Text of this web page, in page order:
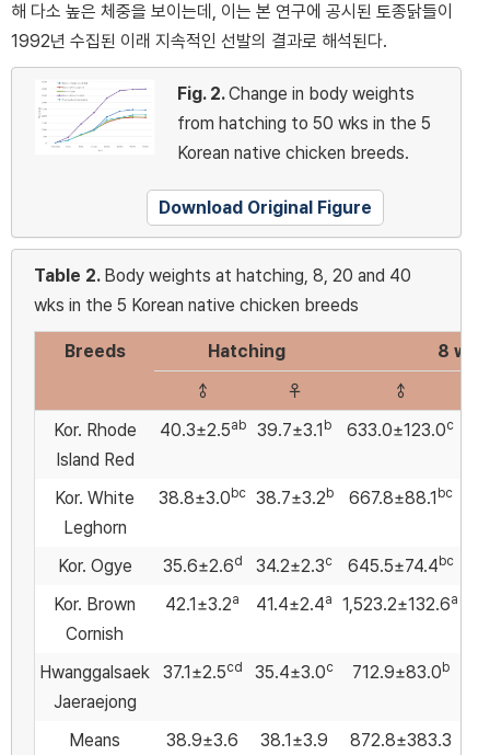
해 다소 높은 체중을 보이는데, 이는 본 연구에 공시된 토종닭들이
1992년 수집된 이래 지속적인 선발의 결과로 해석된다.
Fig. 2.Change in body weights
from hatching to 50 wks in the 5
Korean native chicken breeds.
Download Original Figure
Table 2. Body weights at hatching, 8, 20 and 40
wks in the 5 Korean native chicken breeds
Breeds Hatching
8 wks
♂
♀
♂
Kor. Rhode
Island Red
40.3±2.5ab 39.7±3.1 b 633.0±123.0c
Kor. White
Leghorn
38.8±3.0 bc 38.7±3.2 b 667.8±88.1 bc
Kor. Ogye 35.6±2.6d 34.2±2.3c 645.5±74.4 bc
Kor. Brown
Cornish
42.1±3.2a 41.4±2.4a 1,523.2±132.6a
Hwanggalsaek
Jaeraejong
37.1±2.5cd 35.4±3.0c 712.9±83.0 b
Means 38.9±3.6 38.1±3.9 872.8±383.3